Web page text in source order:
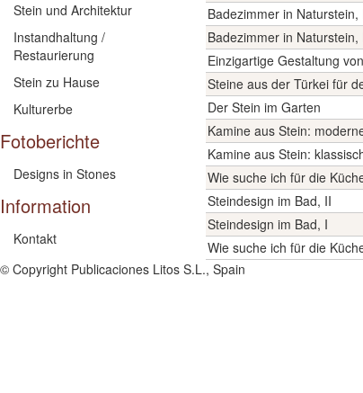
Stein und Architektur
Instandhaltung /
Restaurierung
Stein zu Hause
Kulturerbe
Fotoberichte
Designs in Stones
Information
Kontakt
Badezimmer in Naturstein,
Badezimmer in Naturstein,
Einzigartige Gestaltung
Steine aus der Türkei für
Der Stein im Garten
Kamine aus Stein:
Kamine aus Stein:
Wie suche ich für die
Steindesign im Bad, II
Steindesign im Bad, I
Wie suche ich für die
© Copyright Publicaciones Litos S.L., Spain